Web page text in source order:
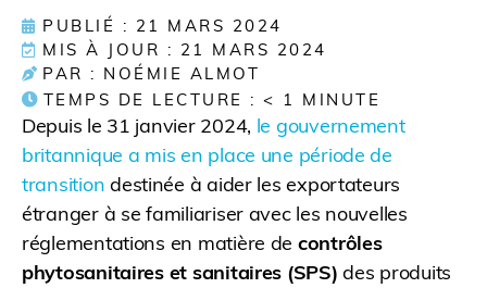
PUBLIÉ : 21 MARS 2024
MIS À JOUR : 21 MARS 2024
PAR : NOÉMIE ALMOT
TEMPS DE LECTURE : < 1 MINUTE
Depuis le 31 janvier 2024, le gouvernement
britannique a mis en place une période de
transition destinée à aider les exportateurs
étranger à se familiariser avec les nouvelles
réglementations en matière de contrôles
phytosanitaires et sanitaires (SPS) des produits